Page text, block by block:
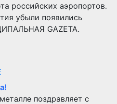
российских аэропортов.
убыли появились
GAZЕТА.
поздравляет с